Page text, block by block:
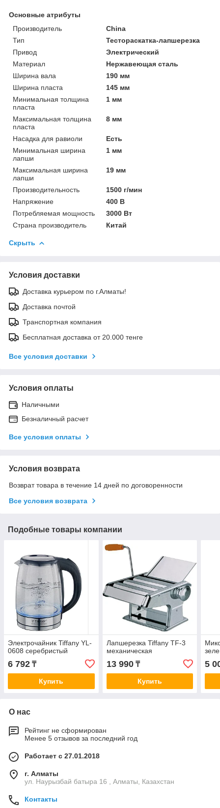
Основные атрибуты
Производитель
China
Тип
Тестораскатка-лапшерезка
Привод
Электрический
Материал
Нержавеющая сталь
Ширина вала
190 мм
Ширина пласта
145 мм
Минимальная толщина
пласта
1 мм
Максимальная толщина
пласта
8 мм
Насадка для равиоли
Есть
Минимальная ширина
лапши
1 мм
Максимальная ширина
лапши
19 мм
Производительность
1500 г/мин
Напряжение
400 В
Потребляемая мощность
3000 Вт
Страна производитель
Китай
Скрыть
Условия доставки
Доставка курьером по г.Алматы!
Доставка почтой
Транспортная компания
Бесплатная доставка от 20.000 тенге
Все условия доставки
Условия оплаты
Наличными
Безналичный расчет
Все условия оплаты
Условия возврата
Возврат товара в течение 14 дней по договоренности
Все условия возврата
Подобные товары компании
Электрочайник Tiffany YL-
0608 серебристый
6 792 ₸
Купить
Лапшерезка Tiffany TF-3
механическая
13 990₸
Купить
5
О нас
Рейтинг не сформирован
Менее 5 отзывов за последний год
Работает с 27.01.2018
г. Алматы
ул. Наурызбай батыра 16 , Алматы, Казахстан
Контакты